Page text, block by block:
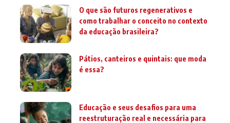
O que são futuros regenerativos e
como trabalhar o conceito no contexto
da educação brasileira?
Pátios, canteiros e quintais: que moda
é essa?
Educação e seus desafios para uma
reestruturação real e necessária para